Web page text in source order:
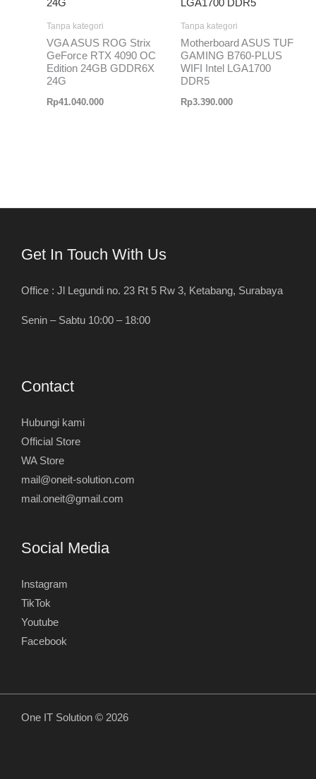
Tanpa kategori
VGA ASUS ROG Strix
GeForce RTX 4090 OC
Edition 24GB GDDR6X
24G
Rp41.040.000
Tanpa kategori
Motherboard ASUS TUF
GAMING B760-PLUS
WIFI Intel LGA1700
DDR5
Rp3.390.000
Get In Touch With Us
Office : Jl Legundi no. 23 Rt 5 Rw 3, Ketabang, Surabaya
Senin – Sabtu 10:00 – 18:00
Contact
Hubungi kami
Official Store
WA Store
mail@oneit-solution.com
mail.oneit@gmail.com
Social Media
Instagram
TikTok
Youtube
Facebook
One IT Solution © 2026